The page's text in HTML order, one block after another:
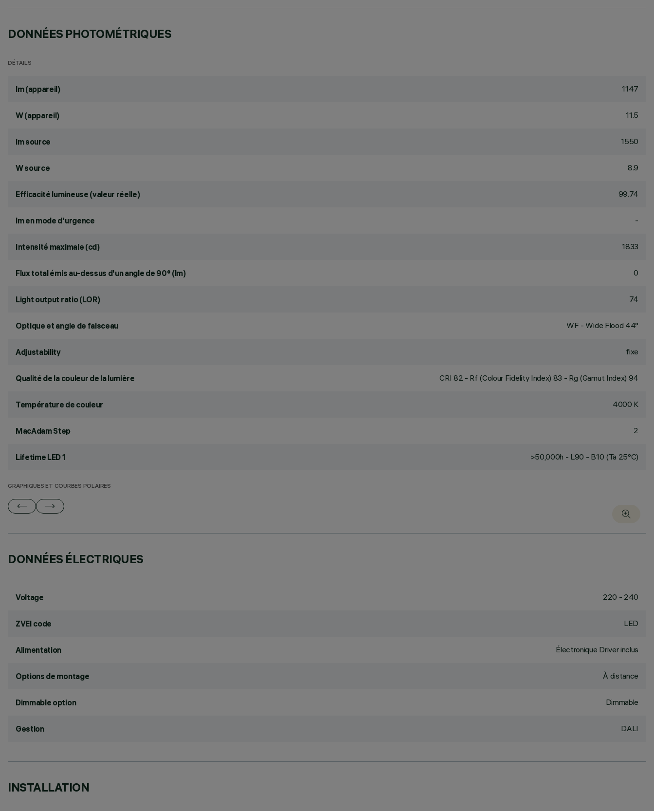
DONNÉES PHOTOMÉTRIQUES
DÉTAILS
lm (appareil) 1147
W (appareil) 11.5
lm source 1550
W source 8.9
Efficacité lumineuse (valeur réelle) 99.74
lm en mode d'urgence -
Intensité maximale (cd) 1833
Flux total émis au-dessus d'un angle de 90° (lm) 0
Light output ratio (LOR) 74
Optique et angle de faisceau WF - Wide Flood 44°
Adjustability fixe
Qualité de la couleur de la lumière CRI 82 - Rf (Colour Fidelity Index) 83 - Rg (Gamut Index) 94
Température de couleur 4000 K
MacAdam Step 2
Lifetime LED 1 >50,000h - L90 - B10 (Ta 25°C)
GRAPHIQUES ET COURBES POLAIRES
DONNÉES ÉLECTRIQUES
Voltage 220 - 240
ZVEI code LED
Alimentation Électronique Driver inclus
Options de montage À distance
Dimmable option Dimmable
Gestion DALI
INSTALLATION